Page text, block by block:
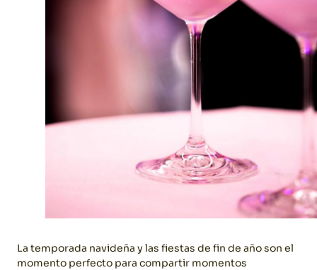
La temporada navideña y las fiestas de fin de año son el
momento perfecto para compartir momentos